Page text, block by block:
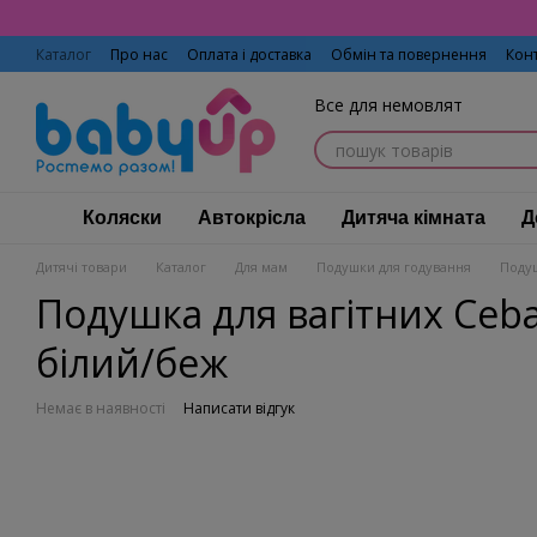
Каталог Про нас Оплата і доставка Обмін та повернення
Все для немовлят
Коляски Автокрісла Дитяча кімната
Дитячі товари Каталог Для мам Подушки для годування
Подушка для вагітних
білий/беж
Немає в наявності Написати відгук